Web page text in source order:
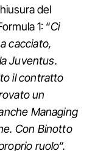
del
1: “Ci
cacciato,
Juventus.
il contratto
un
Managing
Con Binotto
ruolo“.